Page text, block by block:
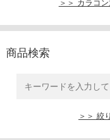
＞＞ カラコ
商品検索
＞＞ 絞